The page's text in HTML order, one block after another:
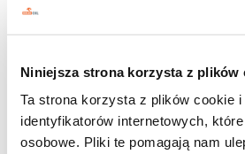
Niniejsza strona korzysta z plików
Ta strona korzysta z plików cookie i
identyfikatorów internetowych,
osobowe. Pliki te pomagają nam
MAX EXPERT
A5/B5 0W-30